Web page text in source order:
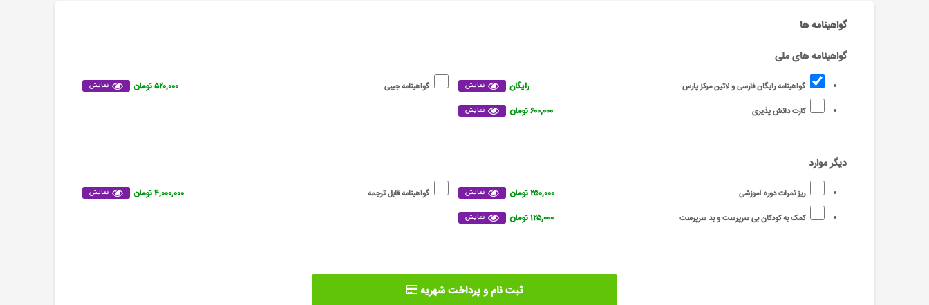
گواهینامه ها
گواهینامه های ملی
گواهینامه رایگان فارسی و لاتین مرکز پارس نمایش رایگان
کارت دانش پذیری نمایش ۶۰۰,۰۰۰ تومان
گواهینامه جیبی نمایش ۵۲۰,۰۰۰ تومان
دیگر موارد
ریز نمرات دوره آموزشی نمایش ۲۵۰,۰۰۰ تومان
کمک به کودکان بی سرپرست و بد سرپرست نمایش ۱۲۵,۰۰۰ تومان
گواهینامه قابل ترجمه نمایش ۴,۰۰۰,۰۰۰ تومان
ثبت نام و پرداخت شهریه